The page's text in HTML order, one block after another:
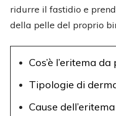
ridurre il fastidio e
della pelle del proprio
Cos’è l’eritema
Tipologie di
Cause